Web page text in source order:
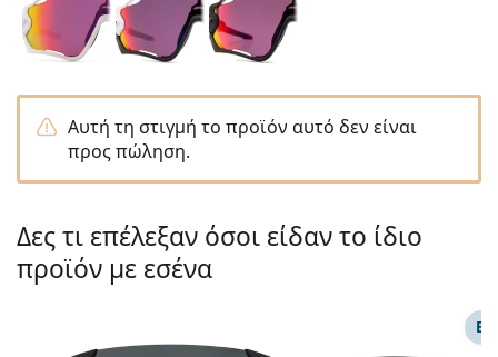
Όλες οι μάρκες
Persol
Prada
Όλες οι μάρκες
Όλα τα υγρά φακών
Αυτή τη στιγμή το προϊόν αυτό δεν είναι
προς πώληση.
Δες τι επέλεξαν όσοι είδαν το ίδιο
προϊόν με εσένα